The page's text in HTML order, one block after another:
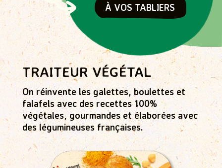
À VOS TABLIERS
TRAITEUR VÉGÉTAL
On réinvente les galettes, boulettes et
falafels avec des recettes 100%
végétales, gourmandes et élaborées avec
des légumineuses françaises.